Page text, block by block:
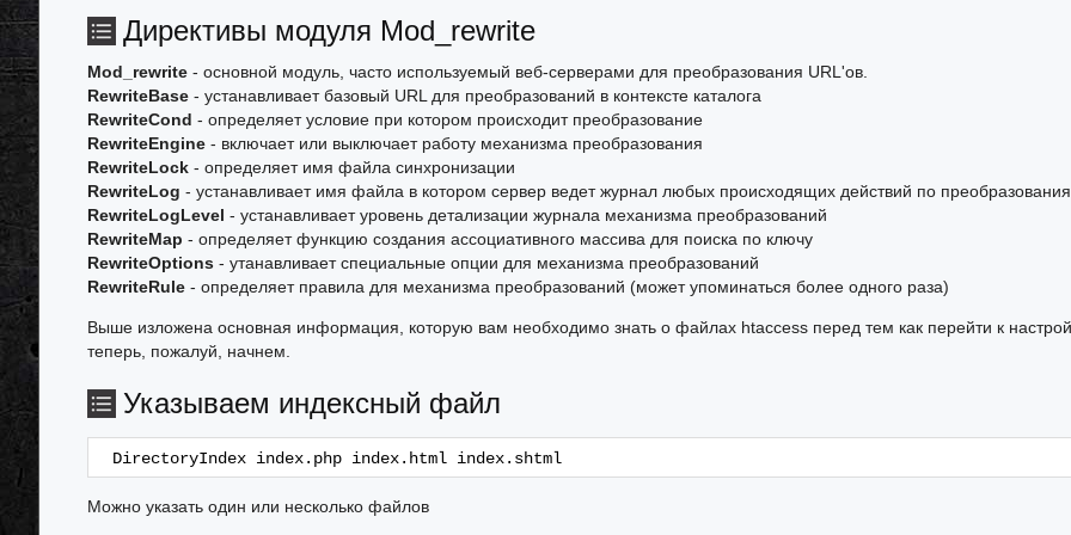
Директивы модуля Mod_rewrite
Mod_rewrite - основной модуль, часто используемый веб-серверами для преобразования URL'ов.
RewriteBase - устанавливает базовый URL для преобразований в контексте каталога
RewriteCond - определяет условие при котором происходит преобразование
RewriteEngine - включает или выключает работу механизма преобразования
RewriteLock - определяет имя файла синхронизации
RewriteLog - устанавливает имя файла в котором сервер ведет журнал любых происходящих действий по
RewriteLogLevel - устанавливает уровень детализации журнала механизма преобразований
RewriteMap - определяет функцию создания ассоциативного массива для поиска по ключу
RewriteOptions - утанавливает специальные опции для механизма преобразований
RewriteRule - определяет правила для механизма преобразований (может упоминаться более одного раза)
Выше изложена основная информация, которую вам необходимо знать о файлах htaccess перед тем как перейти к
теперь, пожалуй, начнем.
Указываем индексный файл
DirectoryIndex index.php index.html index.shtml
Можно указать один или несколько файлов